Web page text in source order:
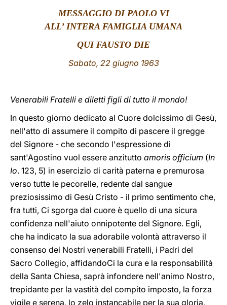
MESSAGGIO DI PAOLO VI
ALL’ INTERA FAMIGLIA UMANA
QUI FAUSTO DIE
Sabato, 22 giugno 1963
Venerabili Fratelli e diletti figli di tutto il mondo!
In questo giorno dedicato al Cuore dolcissimo di Gesù,
nell'atto di assumere il compito di pascere il gregge
del Signore - che secondo l'espressione di
sant'Agostino vuol essere anzitutto amoris officium (In
Io. 123, 5) in esercizio di carità paterna e premurosa
verso tutte le pecorelle, redente dal sangue
preziosissimo di Gesù Cristo - il primo sentimento che,
fra tutti, Ci sgorga dal cuore è quello di una sicura
confidenza nell'aiuto onnipotente del Signore. Egli,
che ha indicato la sua adorabile volontà attraverso il
consenso dei Nostri venerabili Fratelli, i Padri del
Sacro Collegio, affidandoCi la cura e la responsabilità
della Santa Chiesa, saprà infondere nell'animo Nostro,
trepidante per la vastità del compito imposto, la forza
vigile e serena, lo zelo instancabile per la sua gloria,